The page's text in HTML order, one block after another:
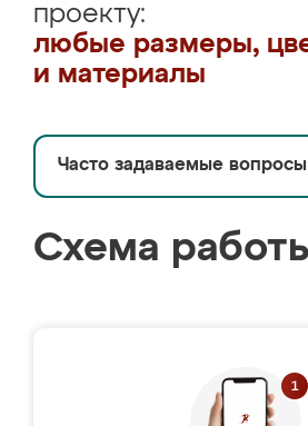
проекту:
любые размеры,
и материалы
Часто задаваемые вопросы
Схема